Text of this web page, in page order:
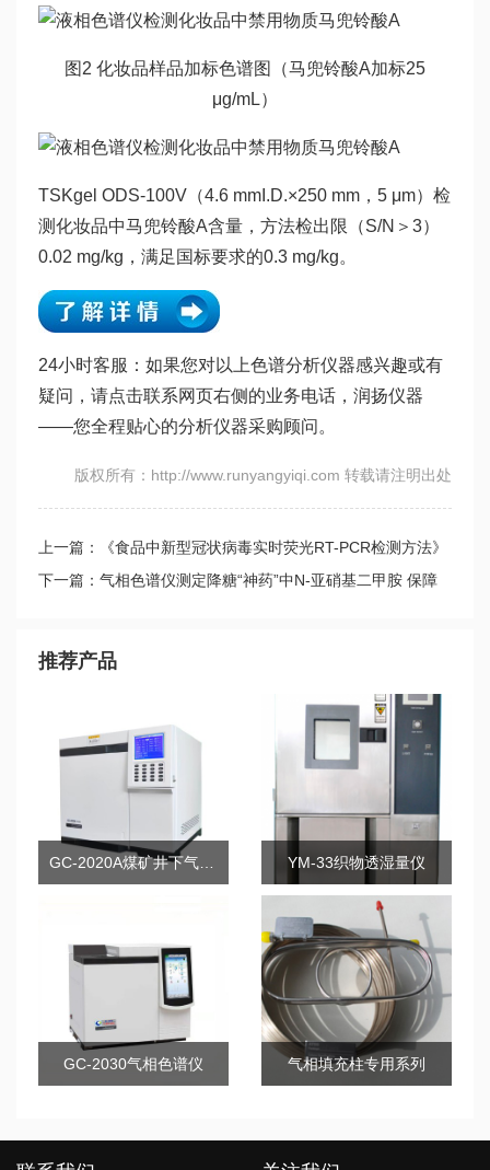
图2 化妆品样品加标色谱图（马兜铃酸A加标25
μg/mL）
TSKgel ODS-100V（4.6 mmI.D.×250 mm，5 μm）检
测化妆品中马兜铃酸A含量，方法检出限（S/N＞3）
0.02 mg/kg，满足国标要求的0.3 mg/kg。
24小时客服：如果您对以上色谱分析仪器感兴趣或有
疑问，请点击联系网页右侧的业务电话，润扬仪器
——您全程贴心的分析仪器采购顾问。
版权所有：http://www.runyangyiqi.com 转载请注明出处
上一篇：《食品中新型冠状病毒实时荧光RT-PCR检测方法》
团体标准发布
下一篇：气相色谱仪测定降糖“神药”中N-亚硝基二甲胺 保障
推荐产品
YM-33织物透湿量仪
GC-2030气相色谱仪 气相填充柱专用系列